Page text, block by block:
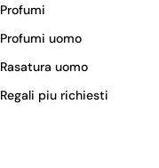
Profumi
Profumi uomo
Rasatura uomo
Regali piu richiesti